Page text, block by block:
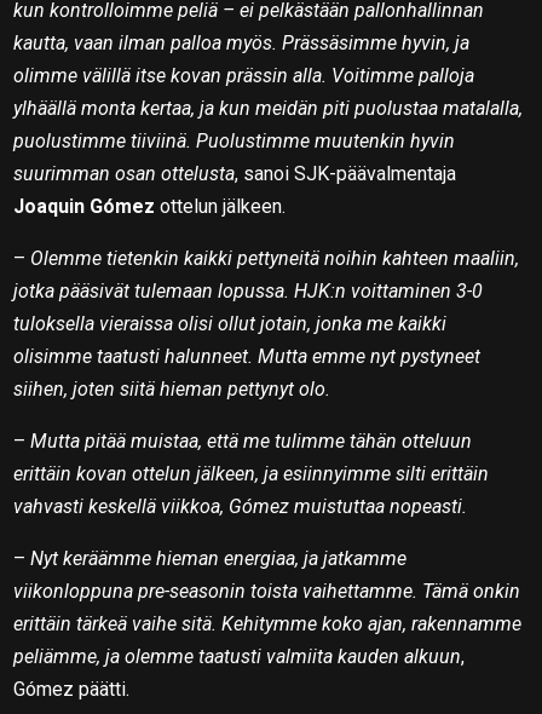
kun kontrolloimme peliä – ei pelkästään pallonhallinnan
kautta, vaan ilman palloa myös. Prässäsimme hyvin, ja
olimme välillä itse kovan prässin alla. Voitimme palloja
ylhäällä monta kertaa, ja kun meidän piti puolustaa matalalla,
puolustimme tiiviinä. Puolustimme muutenkin hyvin
suurimman osan ottelusta, sanoi SJK-päävalmentaja
Joaquin Gómez ottelun jälkeen.
– Olemme tietenkin kaikki pettyneitä noihin kahteen maaliin,
jotka pääsivät tulemaan lopussa. HJK:n voittaminen 3-0
tuloksella vieraissa olisi ollut jotain, jonka me kaikki
olisimme taatusti halunneet. Mutta emme nyt pystyneet
siihen, joten siitä hieman pettynyt olo.
–Mutta pitää muistaa, että me tulimme tähän otteluun
erittäin kovan ottelun jälkeen, ja esiinnyimme silti erittäin
vahvasti keskellä viikkoa, Gómez muistuttaa nopeasti.
–Nyt keräämme hieman energiaa, ja jatkamme
viikonloppuna pre-seasonin toista vaihettamme. Tämä onkin
erittäin tärkeä vaihe sitä. Kehitymme koko ajan, rakennamme
peliämme, ja olemme taatusti valmiita kauden alkuun,
Gómez päätti.